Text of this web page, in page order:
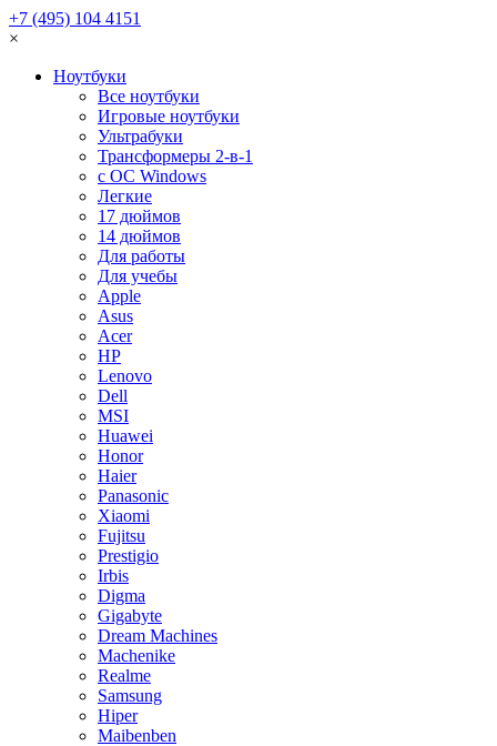
+7 (495) 104 4151
×
Ноутбуки
Все ноутбуки
Игровые ноутбуки
Ультрабуки
Трансформеры 2-в-1
с ОС Windows
Легкие
17 дюймов
14 дюймов
Для работы
Для учебы
Apple
Asus
Acer
HP
Lenovo
Dell
MSI
Huawei
Honor
Haier
Panasonic
Xiaomi
Fujitsu
Prestigio
Irbis
Digma
Gigabyte
Dream Machines
Machenike
Realme
Samsung
Hiper
Maibenben